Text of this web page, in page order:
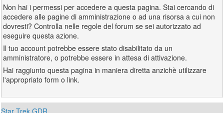
Non hai i permessi per accedere a questa pagina. Stai cercando di
accedere alle pagine di amministrazione o ad una risorsa a cui non
dovresti? Controlla nelle regole del forum se sei autorizzato ad
eseguire questa azione.
Il tuo account potrebbe essere stato disabilitato da un
amministratore, o potrebbe essere in attesa di attivazione.
Hai raggiunto questa pagina in maniera diretta anzichè utilizzare
l'appropriato form o link.
Star Trek GDR